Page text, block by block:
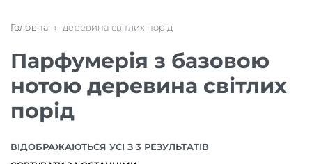
Головна › деревина світлих порід
Парфумерія з базовою
нотою деревина світлих
порід
ВІДОБРАЖАЮТЬСЯ УСІ З 3 РЕЗУЛЬТАТІВ